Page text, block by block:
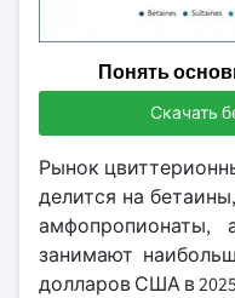
Понять
Скачать
Рынок
делится на
амфопропионаты,
занимают
долларов США в